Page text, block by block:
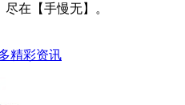
在【手慢无】。
精彩资讯